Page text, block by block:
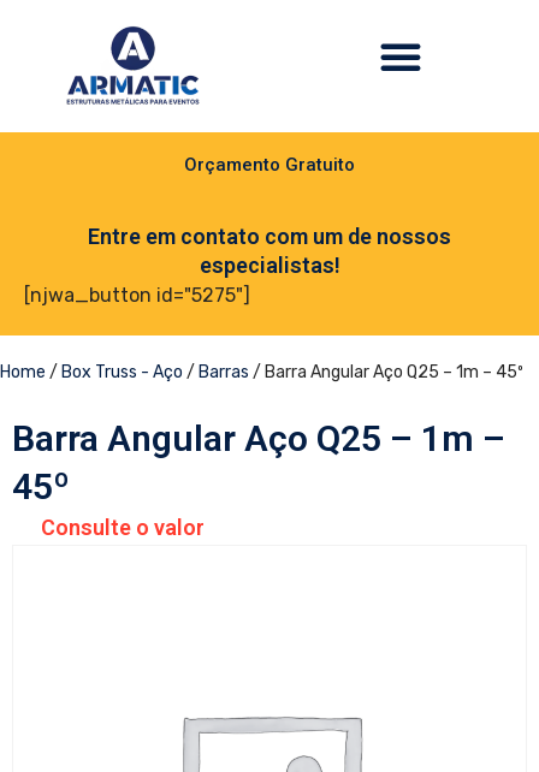
Orçamento Gratuito
Entre em contato com um de nossos
especialistas!
[njwa_button id="5275"]
Home / Box Truss - Aço / Barras / Barra Angular Aço Q25 – 1m – 45º
Barra Angular Aço Q25 – 1m –
45º
Consulte o valor